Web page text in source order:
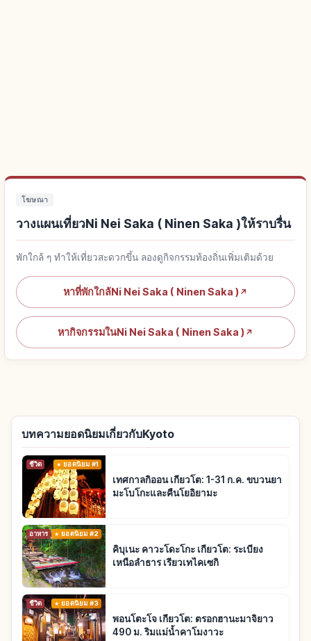
โฆษณา
วางแผนเที่ยวNi Nei Saka ( Ninen Saka )ให้ราบรื่น
พักใกล้ ๆ ทำให้เที่ยวสะดวกขึ้น ลองดูกิจกรรมท้องถิ่นเพิ่มเติมด้วย
หาที่พักใกล้Ni Nei Saka ( Ninen Saka ) ↗
หากิจกรรมในNi Nei Saka ( Ninen Saka ) ↗
บทความยอดนิยมเกี่ยวกับKyoto
ชีวิต ยอดนิยม #1
เทศกาลกิออน เกียวโต: 1-31 ก.ค. ขบวนยา
มะโบโกะและคืนโยอิยามะ
อาหาร ยอดนิยม #2
คิบุเนะ คาวะโดะโกะ เกียวโต: ระเบียง
เหนือลำธาร เรียวเทไคเซกิ
ชีวิต ยอดนิยม #3
พอนโตะโจ เกียวโต: ตรอกฮานะมาจิยาว
490 ม. ริมแม่น้ำคาโมงาวะ